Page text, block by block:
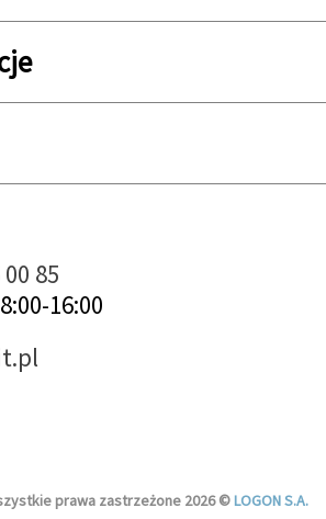
85
16:00
prawa zastrzeżone 2026 ©LOGON S.A.